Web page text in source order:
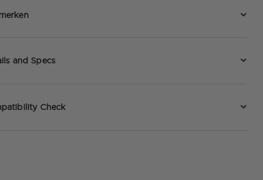
and Specs
Check